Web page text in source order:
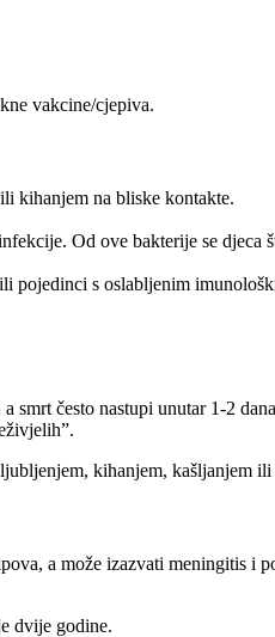
vakcine/cjepiva.
kihanjem na bliske kontakte.
Od ove bakterije se djeca
pojedinci s oslabljenim
smrt često nastupi unutar 1-2
kihanjem, kašljanjem
a može izazvati meningitis i
dvije godine.